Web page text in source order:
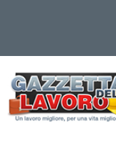
contenuto